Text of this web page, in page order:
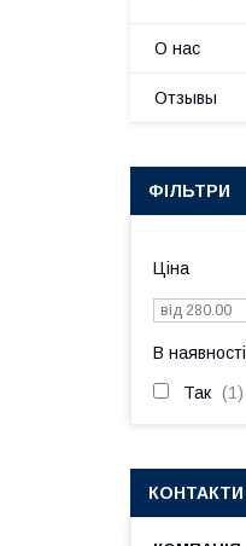
О нас
Отзывы
ФІЛЬТРИ
Ціна
В наявності
Так 1
КОНТАКТИ